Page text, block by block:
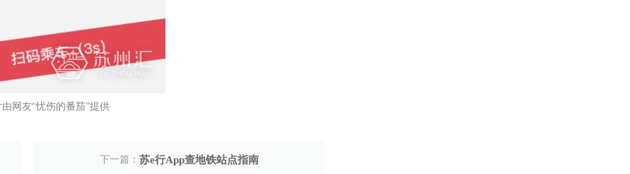
由网友“忧伤的番茄”提供
下一篇： 苏e行App查地铁站点指南